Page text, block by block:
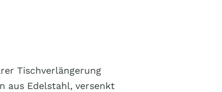
Tischverlängerung
aus Edelstahl, versenkt